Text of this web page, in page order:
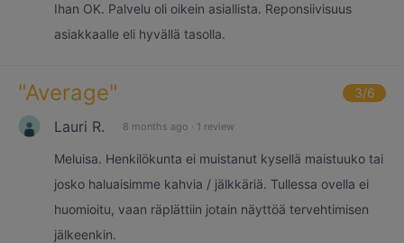
Ihan OK. Palvelu oli oikein asiallista. Reponsiivisuus
asiakkaalle eli hyvällä tasolla.
"Average" 3/6
Lauri R. 8 months ago · 1 review
Meluisa. Henkilökunta ei muistanut kysellä maistuuko tai
josko haluaisimme kahvia / jälkkäriä. Tullessa ovella ei
huomioitu, vaan räplättiin jotain näyttöä tervehtimisen
jälkeenkin.